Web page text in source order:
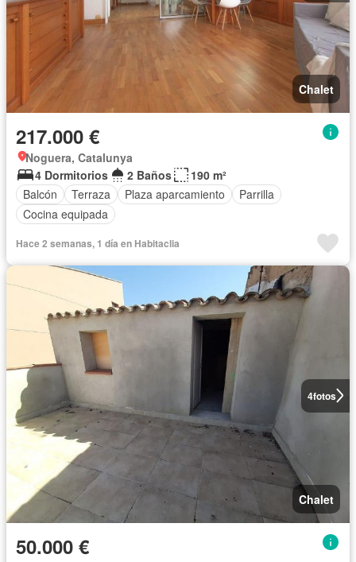
Chalet
217.000 €
Noguera, Catalunya
4 Dormitorios
2 Baños
190 m²
Balcón
Terraza Plaza aparcamiento
Parrilla
Cocina equipada
Hace 2 semanas, 1 día en Habitaclia
4fotos
Chalet
50.000 €